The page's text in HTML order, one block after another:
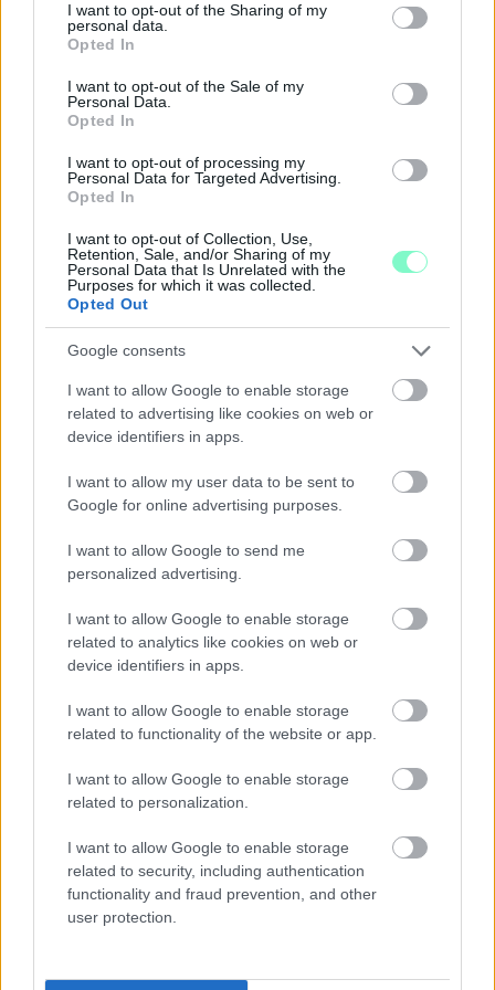
not limited to your visit or usage behaviour. You may click to
grant or deny consent to Google and its third-party tags to
use your data for below specified purposes in below Google
consent section.
I want to opt-out of the Sharing of my
personal data.
Opted In
I want to opt-out of the Sale of my
Personal Data.
Opted In
I want to opt-out of processing my
Personal Data for Targeted Advertising.
Opted In
I want to opt-out of Collection, Use,
Retention, Sale, and/or Sharing of my
Personal Data that Is Unrelated with the
Purposes for which it was collected.
Opted Out
Google consents
I want to allow Google to enable storage
related to advertising like cookies on web or
device identifiers in apps.
I want to allow my user data to be sent to
Google for online advertising purposes.
I want to allow Google to send me
personalized advertising.
I want to allow Google to enable storage
related to analytics like cookies on web or
device identifiers in apps.
I want to allow Google to enable storage
related to functionality of the website or app.
I want to allow Google to enable storage
related to personalization.
I want to allow Google to enable storage
related to security, including authentication
functionality and fraud prevention, and other
user protection.
A férfi a nyílt utcán kezdte verni áldozatát.
TÁRLATVEZETÉSEK, WORKSHOP ÉS
KÖZÖNSÉGTALÁLKOZÓ VÁRJA A LÁTOGATÓKAT A
Ingyenes programokkal és különleges kiállításokkal készülnek a
– Kőtár is díjmentesen látogatható.